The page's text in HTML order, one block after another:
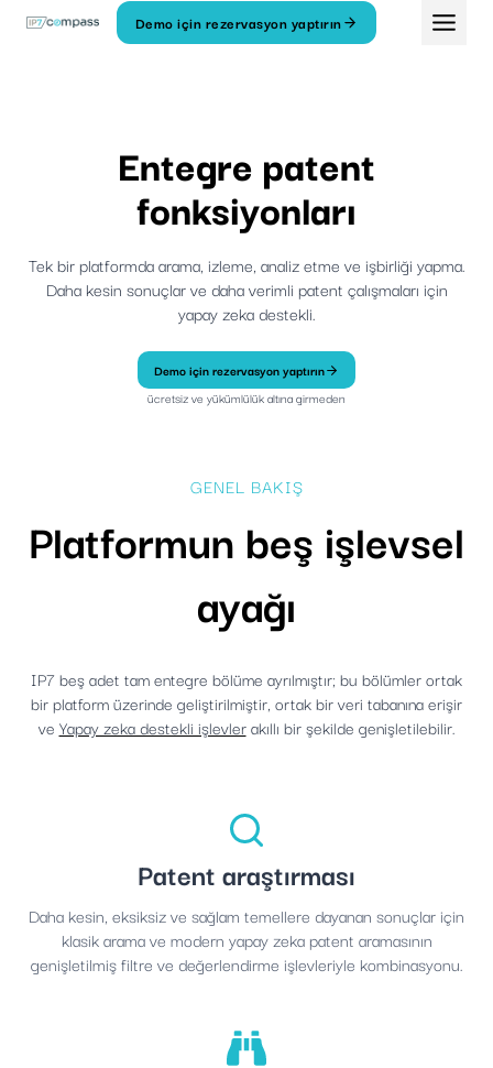
İçeriğe
Demo için rezervasyon yaptırın
Entegre patent
fonksiyonları
Tek bir platformda arama, izleme, analiz etme ve işbirliği yapma.
Daha kesin sonuçlar ve daha verimli patent çalışmaları için
yapay zeka destekli.
Demo için rezervasyon yaptırın
ücretsiz ve yükümlülük altına girmeden
GENEL BAKIŞ
Platformun beş işlevsel
ayağı
IP7 beş adet tam entegre bölüme ayrılmıştır; bu bölümler ortak
bir platform üzerinde geliştirilmiştir, ortak bir veri tabanına erişir
ve Yapay zeka destekli işlevlerakıllı bir şekilde genişletilebilir.
Patent araştırması
Daha kesin, eksiksiz ve sağlam temellere dayanan sonuçlar için
klasik arama ve modern yapay zeka patent aramasının
genişletilmiş filtre ve değerlendirme işlevleriyle kombinasyonu.